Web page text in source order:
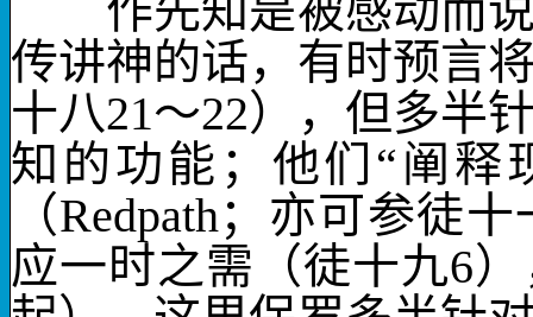
作先知是被感动而
传讲神的话，有时预言
十八21～22），但多半
知的功能；他们“阐释
（Redpath；亦可参徒十
应一时之需（徒十九6